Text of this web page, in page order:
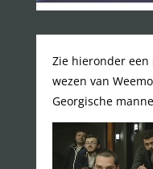
Zie hieronder
wezen van
Georgische
Videospeler